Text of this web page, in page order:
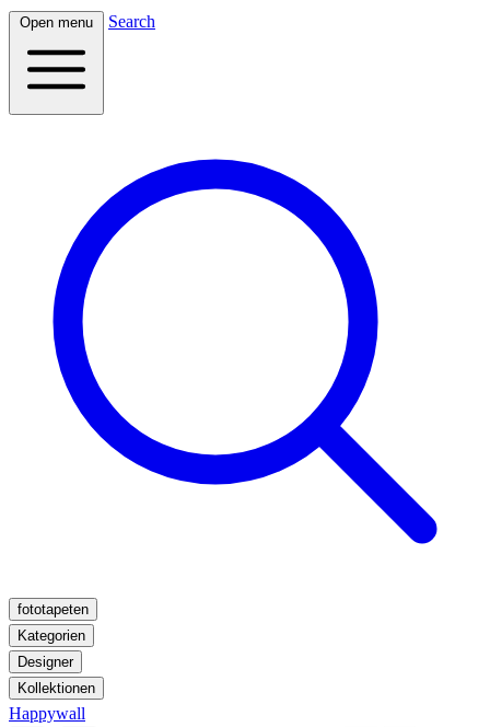
Open menu Search
fototapeten
Kategorien
Designer
Kollektionen
Happywall